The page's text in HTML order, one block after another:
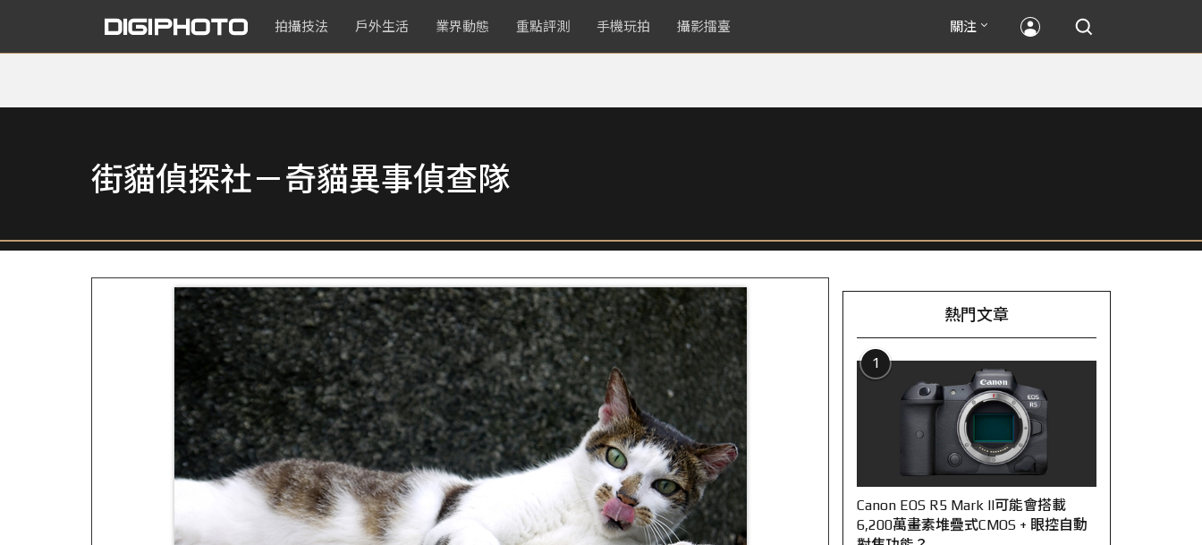
拍攝技法 戶外生活 業界動態 重點評測 手機玩拍 攝影擂臺 關注
街貓偵探社－奇貓異事偵查隊
熱門文章
1
Canon EOS R5 Mark II可能會搭載
6,200萬畫素堆疊式CMOS + 眼控自動